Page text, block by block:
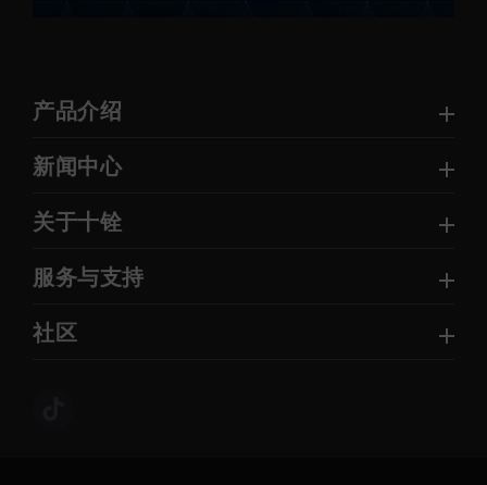
产品介绍
新闻中心
关于十铨
服务与支持
社区